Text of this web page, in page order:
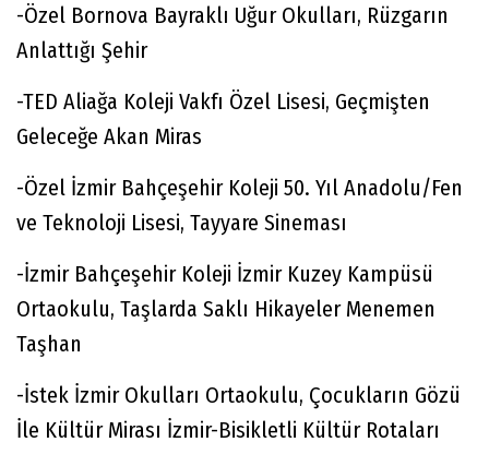
-Özel Bornova Bayraklı Uğur Okulları, Rüzgarın
Anlattığı Şehir
-TED Aliağa Koleji Vakfı Özel Lisesi, Geçmişten
Geleceğe Akan Miras
-Özel İzmir Bahçeşehir Koleji 50. Yıl Anadolu/Fen
ve Teknoloji Lisesi, Tayyare Sineması
-İzmir Bahçeşehir Koleji İzmir Kuzey Kampüsü
Ortaokulu, Taşlarda Saklı Hikayeler Menemen
Taşhan
-İstek İzmir Okulları Ortaokulu, Çocukların Gözü
İle Kültür Mirası İzmir-Bisikletli Kültür Rotaları